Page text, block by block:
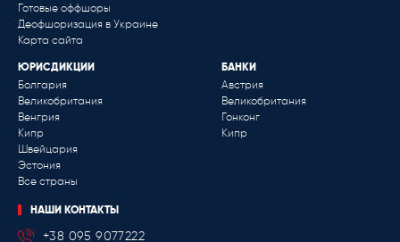
Готовые оффшоры
Деофшоризация в Украине
Карта сайта
ЮРИСДИКЦИИ
Болгария
Великобритания
Венгрия
Кипр
Швейцария
Эстония
Все страны
БАНКИ
Австрия
Великобритания
Гонконг
Кипр
НАШИ КОНТАКТЫ
+38 095 9077222